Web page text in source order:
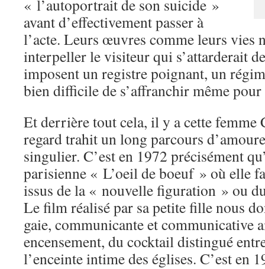
« l’autoportrait de son suicide »
avant d’effectivement passer à
l’acte. Leurs œuvres comme leurs vies
interpeller le visiteur qui s’attarderait
imposent un registre poignant, un
bien difficile de s’affranchir même
Et derrière tout cela, il y a cette femme
regard trahit un long parcours
singulier. C’est en 1972 précisément
parisienne « L’oeil de boeuf » où elle
issus de la « nouvelle figuration » ou
Le film réalisé par sa petite fille nous
gaie, communicante et communicative
encensement, du cocktail distingué
l’enceinte intime des églises. C’est en